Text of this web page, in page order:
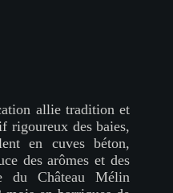
allie tradition et
rigoureux des baies,
en cuves béton,
des arômes et des
du Château Mélin